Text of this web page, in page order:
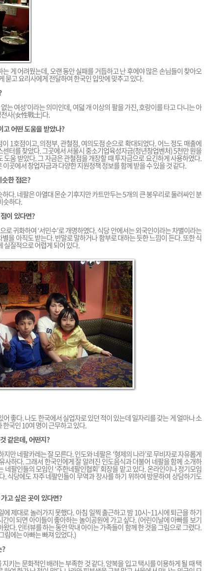
게 어려웠는데, 오랜 동안 실패를 거듭하고 난 후에야 많은 손님들이 찾아오
묻고 요리사에게 전달하여 한국인 입맛에 맞추고 있다.
는 여성’이라는 의미인데, 여덟 개 이상의 팔을 가진, 호랑이를 타고 다니는 아
전사(女性戰士)다.
고 어떤 도움을 받았나?
1호점이고, 의정부, 관철점, 여의도점 순으로 확대되었다. 어느 정도 매출에
터를 찾았다. 그곳에서 서울시 중소기업육성자금(청년창업벤처) 5천만 원을
도움 받았다. 그 자금은 관철점을 개장할 때 투자금으로 요긴하게 사용하였다.
곳에서 창업자금과 다양한 지원정책 정보를 함께 받을 수 있을 것 같다.
한 점은?
다. 네팔은 아열대 몬순 기후지만 카트만두는 5개의 큰 봉우리로 둘러싸인 분
슷하다.
이 있다면?
로 귀화하여 ‘서민수’로 개명하였다. 식당 안에서는 외국인이라는 차별이라는
을 아직도 받는다. 반말로 말하거나 함부로 대하는 듯한 느낌이 든다. 또한 식
실질적으로 어렵게 되어 있다.
좋다. 나도 한국에서 실업자로 있던 적이 있는데 일자리를 갖는 게 얼마나 소
국인 10여 명이 근무하고 있다.
같은데, 어떤지?
만 네팔카레는 잘 모른다. 인도와 네팔은 ‘형제의 나라’로 무비자로 자유롭게
사하다. 그래서 한국인에게 잘 알려진 인도음식과 더불어 네팔을 함께 소개하
팔인들의 모임인 ‘주한네팔인협회’ 회장을 맡고 있다. 온라인이나 정기모임
. 식당에도 자주 네팔인들이 무역과 장사를 하기 위하여 방문하여 상담하기도
고 싶은 곳이 있다면?
제대로 놀러가지 못했다. 아침 일찍 출근하고 밤 10시~11시에 퇴근을 하기
이 되면 아이들이 좋아하는 놀이공원에 가고 싶다. (어린이날에 아빠를 보기
다. 인터뷰를 하는 동안 막내 아이는 가족들이 함께 한 것을 그림으로 그렸다.
림에는 아빠는 빠져 있었다.)
?
키는 문화적인 배려는 부족한 것 같다. 양복을 입고 택시를 이용하게 될 때 택